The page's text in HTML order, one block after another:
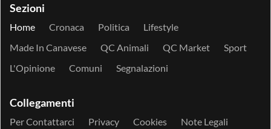
Sezioni
Home Cronaca Politica
Lifestyle
Made In Canavese
QC Animali QC Market
Sport
L'Opinione
Comuni Segnalazioni
Collegamenti
Per Contattarci Privacy Cookies
Note Legali